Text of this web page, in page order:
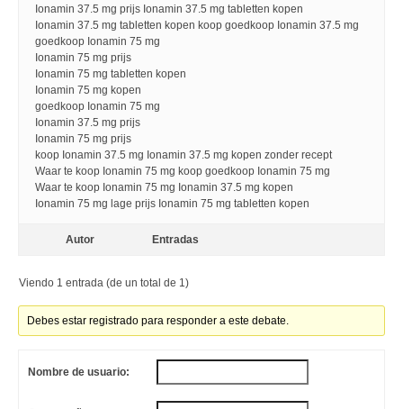
Ionamin 37.5 mg prijs Ionamin 37.5 mg tabletten kopen
Ionamin 37.5 mg tabletten kopen koop goedkoop Ionamin 37.5 mg
goedkoop Ionamin 75 mg
Ionamin 75 mg prijs
Ionamin 75 mg tabletten kopen
Ionamin 75 mg kopen
goedkoop Ionamin 75 mg
Ionamin 37.5 mg prijs
Ionamin 75 mg prijs
koop Ionamin 37.5 mg Ionamin 37.5 mg kopen zonder recept
Waar te koop Ionamin 75 mg koop goedkoop Ionamin 75 mg
Waar te koop Ionamin 75 mg Ionamin 37.5 mg kopen
Ionamin 75 mg lage prijs Ionamin 75 mg tabletten kopen
Autor Entradas
Viendo 1 entrada (de un total de 1)
Debes estar registrado para responder a este debate.
Nombre de usuario: